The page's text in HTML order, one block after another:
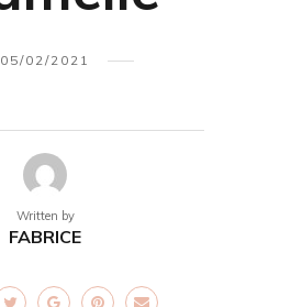
05/02/2021
Written by
FABRICE